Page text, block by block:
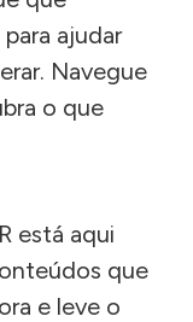
ajudar
Navegue
o que
está aqui
que
e leve o